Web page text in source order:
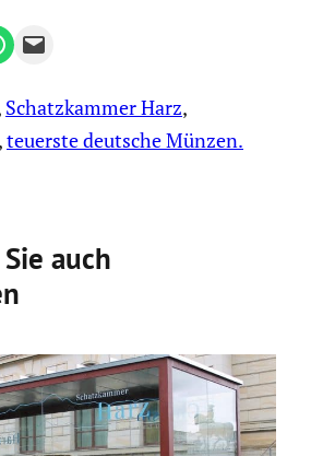
on WhatsApp
Email this Page
Schatzkammer Harz
, teuerste deutsche Münzen.
auch